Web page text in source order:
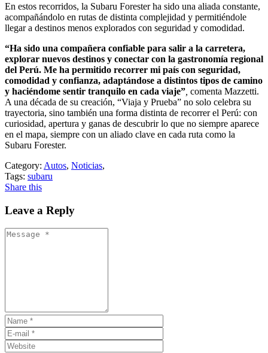
En estos recorridos, la Subaru Forester ha sido una aliada constante,
acompañándolo en rutas de distinta complejidad y permitiéndole
llegar a destinos menos explorados con seguridad y comodidad.
“Ha sido una compañera confiable para salir a la carretera,
explorar nuevos destinos y conectar con la gastronomía regional
del Perú. Me ha permitido recorrer mi país con seguridad,
comodidad y confianza, adaptándose a distintos tipos de camino
y haciéndome sentir tranquilo en cada viaje” comenta Mazzetti.
A una década de su creación, “Viaja y Prueba” no solo celebra su
trayectoria, sino también una forma distinta de recorrer el Perú: con
curiosidad, apertura y ganas de descubrir lo que no siempre aparece
en el mapa, siempre con un aliado clave en cada ruta como la
Subaru Forester.
Category: Autos, Noticias,
Tags: subaru
Share this
Leave a Reply